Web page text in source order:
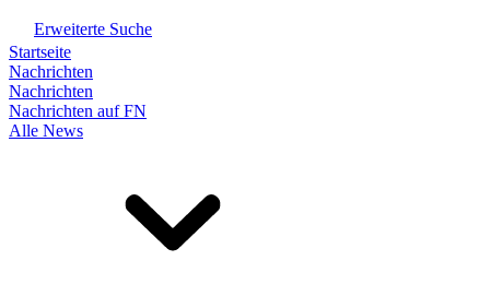
Erweiterte Suche
Startseite
Nachrichten
Nachrichten
Nachrichten auf FN
Alle News